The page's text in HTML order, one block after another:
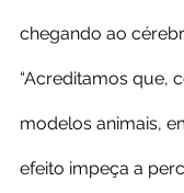
chegando ao
“Acreditamos que,
modelos animais,
efeito impeça a